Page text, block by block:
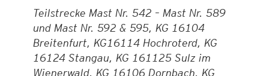
Teilstrecke Mast Nr. 542 – Mast Nr. 589
und Mast Nr. 592 & 595, KG 16104
Breitenfurt, KG16114 Hochroterd, KG
16124 Stangau, KG 161125 Sulz im
Wienerwald, KG 16106 Dornbach, KG